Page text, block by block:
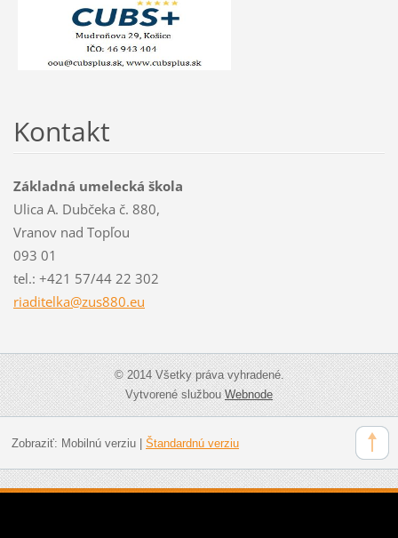
Kontakt
Základná umelecká škola
Ulica A. Dubčeka č. 880,
Vranov nad Topľou
093 01
tel.: +421 57/44 22 302
riaditelka@zus880.eu
© 2014 Všetky práva vyhradené.
Vytvorené službouWebnode
Zobraziť: Mobilnú verziu| Štandardnú verziu